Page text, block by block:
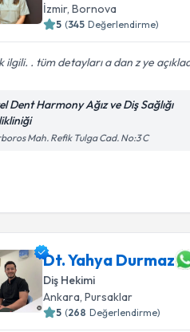
İzmir,Bornova
5 (345 Değerlendirme)
ilgili. . tüm detayları a dan z ye
Dent Harmony Ağız ve Diş Sağlığı
Mah. Refik Tulga Cad. No:3 C
Dt. Yahya Durmaz
Diş Hekimi
Ankara,Pursaklar
5 (268 Değerlendirme)